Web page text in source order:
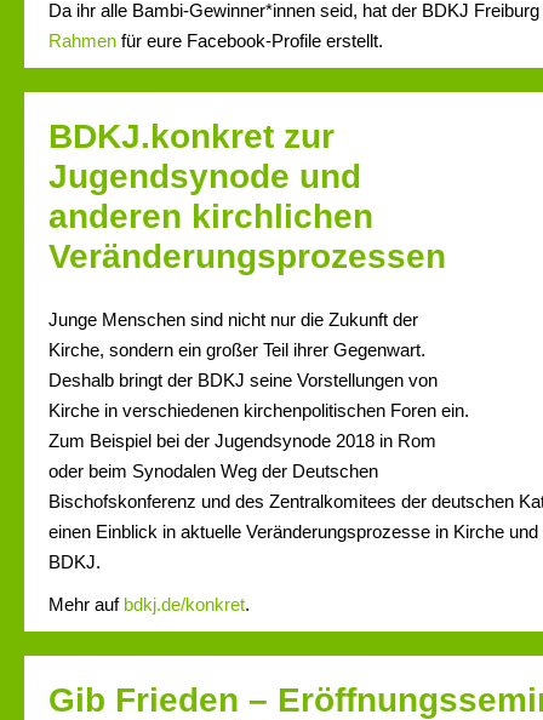
Da ihr alle Bambi-Gewinner*innen seid, hat der BDKJ
Rahmen für eure Facebook-Profile erstellt.
BDKJ.konkret zur
Jugendsynode und
anderen kirchlichen
Veränderungsprozessen
Junge Menschen sind nicht nur die Zukunft der
Kirche, sondern ein großer Teil ihrer Gegenwart.
Deshalb bringt der BDKJ seine Vorstellungen von
Kirche in verschiedenen kirchenpolitischen Foren ein.
Zum Beispiel bei der Jugendsynode 2018 in Rom
oder beim Synodalen Weg der Deutschen
Bischofskonferenz und des Zentralkomitees der deutschen
einen Einblick in aktuelle Veränderungsprozesse in Kirche
BDKJ.
Mehr auf bdkj.de/konkret.
Gib Frieden –